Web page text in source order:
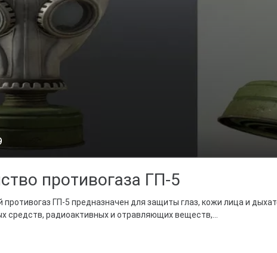
противогаза ГП-5
ГП-5 предназначен для защиты глаз, кожи лица и
средств, радиоактивных и отравляющих веществ,...